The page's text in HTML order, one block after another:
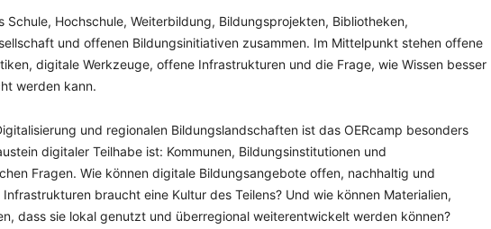
Hochschule, Weiterbildung, Bildungsprojekten, Bibliotheken,
und offenen Bildungsinitiativen zusammen. Im Mittelpunkt stehen offene
digitale Werkzeuge, offene Infrastrukturen und die Frage, wie Wissen besser
werden kann.
und regionalen Bildungslandschaften ist das OERcamp besonders
digitaler Teilhabe ist: Kommunen, Bildungsinstitutionen und
Fragen. Wie können digitale Bildungsangebote offen, nachhaltig und
braucht eine Kultur des Teilens? Und wie können Materialien,
dass sie lokal genutzt und überregional weiterentwickelt werden können?